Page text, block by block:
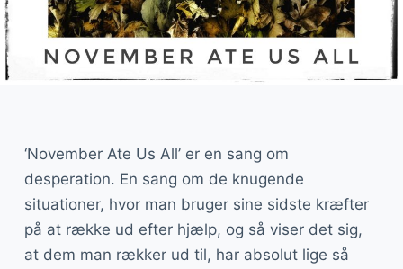
‘November Ate Us All’ er en sang om
desperation. En sang om de knugende
situationer, hvor man bruger sine sidste kræfter
på at række ud efter hjælp, og så viser det sig,
at dem man rækker ud til, har absolut lige så